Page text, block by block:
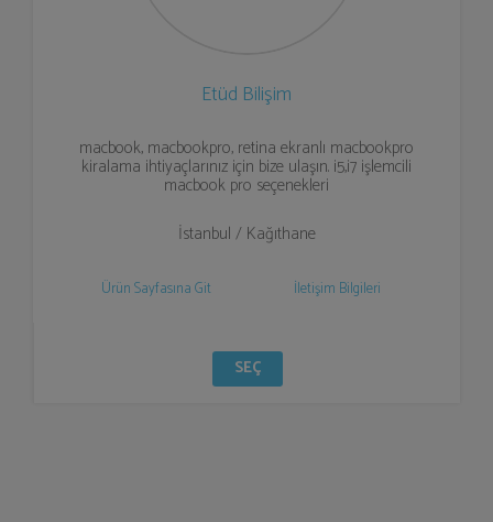
Etüd Bilişim
macbook, macbookpro, retina ekranlı macbookpro
kiralama ihtiyaçlarınız için bize ulaşın. i5,i7 işlemcili
macbook pro seçenekleri
İstanbul / Kağıthane
Ürün Sayfasına Git İletişim Bilgileri
SEÇ